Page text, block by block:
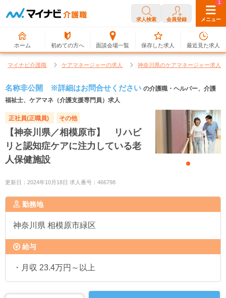
求人検索 会員登録 メニュー
ホーム 初めての方へ 面談会場一覧
0
保存した求人
1
最近見た求人
マイナビ介護職 ケアマネージャーの求人 神奈川県のケアマネージャー求人
名称非公開 ※詳細はお問合せください の介護職・ヘルパー、介護
福祉士、ケアマネ（介護支援専門員）求人
正社員(正職員) その他
【神奈川県／相模原市】 リハビ
リと認知症ケアに注力している老
人保健施設
更新日：2024年10月18日 求人番号：466798
勤務地
神奈川県 相模原市緑区
給与
・月収 23.4万円～以上